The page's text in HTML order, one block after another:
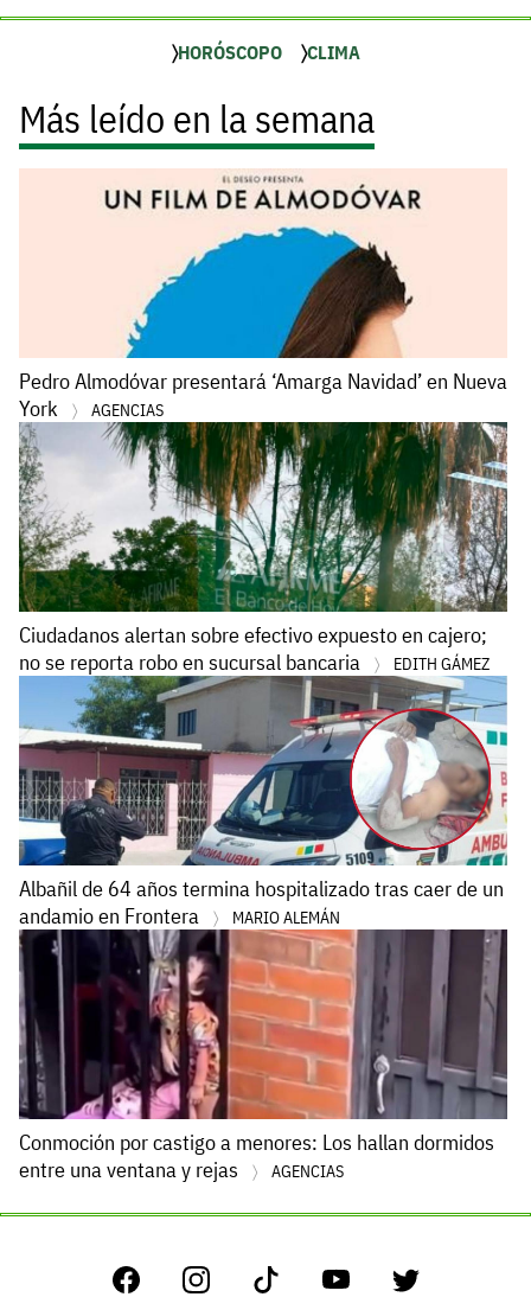
HORÓSCOPO CLIMA
Más leído en la semana
Pedro Almodóvar presentará ‘Amarga Navidad’ en Nueva
York
AGENCIAS
Ciudadanos alertan sobre efectivo expuesto en cajero;
no se reporta robo en sucursal bancaria
EDITH GÁMEZ
Albañil de 64 años termina hospitalizado tras caer de un
andamio en Frontera
MARIO ALEMÁN
Conmoción por castigo a menores: Los hallan dormidos
entre una ventana y rejas
AGENCIAS